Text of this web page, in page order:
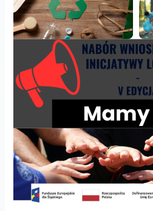
na
inicjatywy
lokalne
ramach
projektu
„Akcja